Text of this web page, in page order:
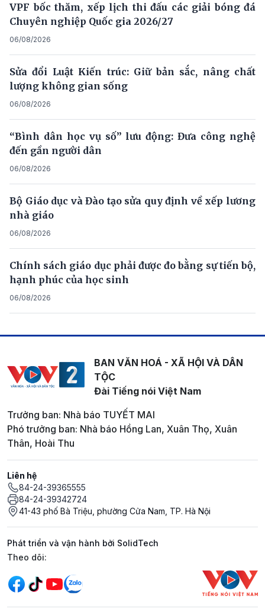
VPF bốc thăm, xếp lịch thi đấu các giải bóng đá
Chuyên nghiệp Quốc gia 2026/27
06/08/2026
Sửa đổi Luật Kiến trúc: Giữ bản sắc, nâng chất
lượng không gian sống
06/08/2026
“Bình dân học vụ số” lưu động: Đưa công nghệ
đến gần người dân
06/08/2026
Bộ Giáo dục và Đào tạo sửa quy định về xếp lương
nhà giáo
06/08/2026
Chính sách giáo dục phải được đo bằng sự tiến bộ,
hạnh phúc của học sinh
06/08/2026
BAN VĂN HOÁ - XÃ HỘI VÀ DÂN
TỘC
Đài Tiếng nói Việt Nam
Trưởng ban: Nhà báo TUYẾT MAI
Phó trưởng ban: Nhà báo Hồng Lan, Xuân Thọ, Xuân
Thân, Hoài Thu
Liên hệ
84-24-39365555
84-24-39342724
41-43 phố Bà Triệu, phường Cửa Nam, TP. Hà Nội
Phát triển và vận hành bởi SolidTech
Mạng xã hội
Theo dõi: